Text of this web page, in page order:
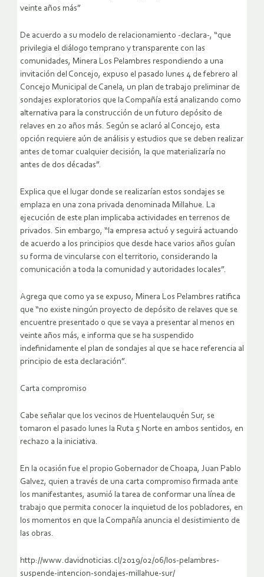
veinte años más”
De acuerdo a su modelo de relacionamiento -declara-, “que
privilegia el diálogo temprano y transparente con las
comunidades, Minera Los Pelambres respondiendo a una
invitación del Concejo, expuso el pasado lunes 4 de febrero al
Concejo Municipal de Canela, un plan de trabajo preliminar de
sondajes exploratorios que la Compañía está analizando como
alternativa para la construcción de un futuro depósito de
relaves en 20 años más. Según se aclaró al Concejo, esta
opción requiere aún de análisis y estudios que se deben realizar
antes de tomar cualquier decisión, la que materializaría no
antes de dos décadas”.
Explica que el lugar donde se realizarían estos sondajes se
emplaza en una zona privada denominada Millahue. La
ejecución de este plan implicaba actividades en terrenos de
privados. Sin embargo, “la empresa actuó y seguirá actuando
de acuerdo a los principios que desde hace varios años guían
su forma de vincularse con el territorio, considerando la
comunicación a toda la comunidad y autoridades locales”.
Agrega que como ya se expuso, Minera Los Pelambres ratifica
que “no existe ningún proyecto de depósito de relaves que se
encuentre presentado o que se vaya a presentar al menos en
veinte años más, e informa que se ha suspendido
indefinidamente el plan de sondajes al que se hace referencia al
principio de esta declaración”.
Carta compromiso
Cabe señalar que los vecinos de Huentelauquén Sur, se
tomaron el pasado lunes la Ruta 5 Norte en ambos sentidos, en
rechazo a la iniciativa.
En la ocasión fue el propio Gobernador de Choapa, Juan Pablo
Galvez, quien a través de una carta compromiso firmada ante
los manifestantes, asumió la tarea de conformar una línea de
trabajo que permita conocer la inquietud de los pobladores, en
los momentos en que la Compañía anuncia el desistimiento de
las obras.
http://www.davidnoticias.cl/2019/02/06/los-pelambres-
suspende-intencion-sondajes-millahue-sur/